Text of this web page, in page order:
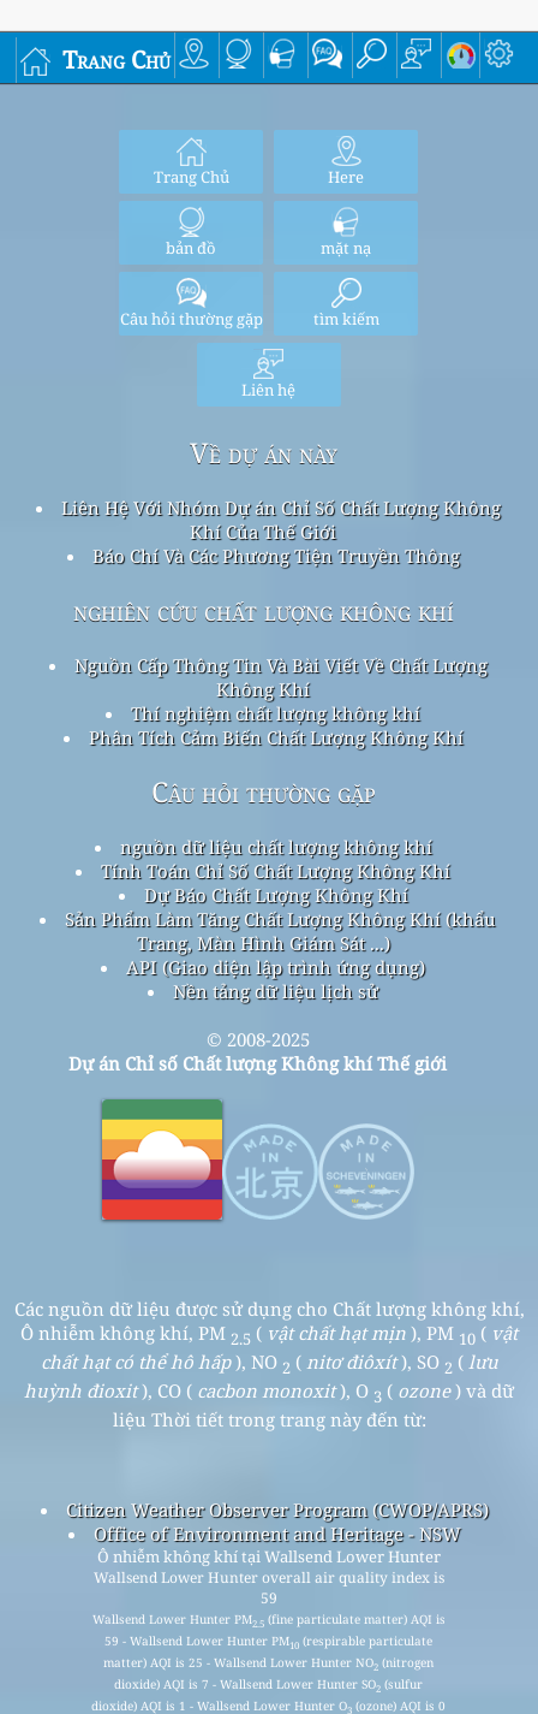
Trang Chủ
Trang Chủ Here
bản đồ mặt nạ
Câu hỏi thường gặp tìm kiếm
Liên hệ
Về dự án này
Liên Hệ Với Nhóm Dự án Chỉ Số Chất Lượng Không
Khí Của Thế Giới
Báo Chí Và Các Phương Tiện Truyền Thông
nghiên cứu chất lượng không khí
Nguồn Cấp Thông Tin Và Bài Viết Về Chất Lượng
Không Khí
Thí nghiệm chất lượng không khí
Phân Tích Cảm Biến Chất Lượng Không Khí
Câu hỏi thường gặp
nguồn dữ liệu chất lượng không khí
Tính Toán Chỉ Số Chất Lượng Không Khí
Dự Báo Chất Lượng Không Khí
Sản Phẩm Làm Tăng Chất Lượng Không Khí (khẩu
Trang, Màn Hình Giám Sát ...)
API (Giao diện lập trình ứng dụng)
Nền tảng dữ liệu lịch sử
© 2008-2025
Dự án Chỉ số Chất lượng Không khí Thế giới
Các nguồn dữ liệu được sử dụng cho Chất lượng không khí,
Ô nhiễm không khí, PM 2.5 ( vật chất hạt mịn ), PM 10 ( vật
chất hạt có thể hô hấp), NO 2 ( nitơ điôxít), SO 2 ( lưu
huỳnh đioxit), CO ( cacbon monoxit), O 3 ( ozone) và dữ
liệu Thời tiết trong trang này đến từ:
Citizen Weather Observer Program (CWOP/APRS)
Office of Environment and Heritage - NSW
Ô nhiễm không khí tại Wallsend Lower Hunter
Wallsend Lower Hunter overall air quality index is
59
Wallsend Lower Hunter PM2.5(fine particulate matter) AQI is
59 - Wallsend Lower Hunter PM10 (respirable particulate
matter) AQI is 25 - Wallsend Lower Hunter NO2 (nitrogen
dioxide) AQI is 7 - Wallsend Lower Hunter SO2 (sulfur
dioxide) AQI is 1 - Wallsend Lower Hunter O3 (ozone) AQI is 0